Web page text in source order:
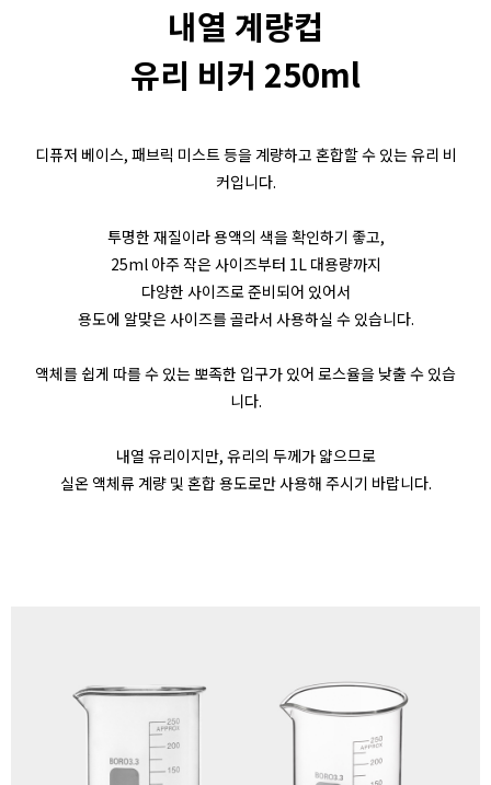
내열 계량컵
유리 비커 250ml
디퓨저 베이스, 패브릭 미스트 등을 계량하고 혼합할 수 있는 유리 비
커입니다.
투명한 재질이라 용액의 색을 확인하기 좋고,
25ml 아주 작은 사이즈부터 1L 대용량까지
다양한 사이즈로 준비되어 있어서
용도에 알맞은 사이즈를 골라서 사용하실 수 있습니다.
액체를 쉽게 따를 수 있는 뽀족한 입구가 있어 로스율을 낮출 수 있습
니다.
내열 유리이지만, 유리의 두께가 얇으므로
실온 액체류 계량 및 혼합 용도로만 사용해 주시기 바랍니다.